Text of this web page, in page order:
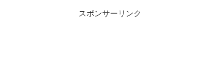
スポンサーリンク